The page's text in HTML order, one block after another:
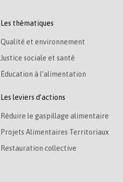
Les thématiques
Qualité et environnement
Justice sociale et santé
Éducation à l’alimentation
Les leviers d’actions
Réduire le gaspillage alimentaire
Projets Alimentaires Territoriaux
Restauration collective